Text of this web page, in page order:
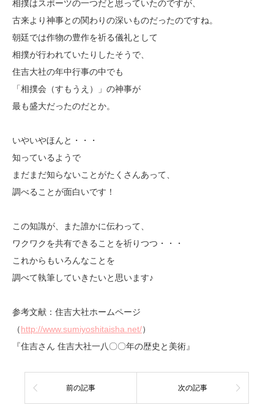
相撲はスポーツの一つだと思っていたのですが、
古来より神事との関わりの深いものだったのですね。
朝廷では作物の豊作を祈る儀礼として
相撲が行われていたりしたそうで、
住吉大社の年中行事の中でも
「相撲会（すもうえ）」の神事が
最も盛大だったのだとか。
いやいやほんと・・・
知っているようで
まだまだ知らないことがたくさんあって、
調べることが面白いです！
この知識が、また誰かに伝わって、
ワクワクを共有できることを祈りつつ・・・
これからもいろんなことを
調べて執筆していきたいと思います♪
参考文献：住吉大社ホームページ
（http://www.sumiyoshitaisha.net/）
『住吉さん 住吉大社一八〇〇年の歴史と美術』
前の記事 次の記事